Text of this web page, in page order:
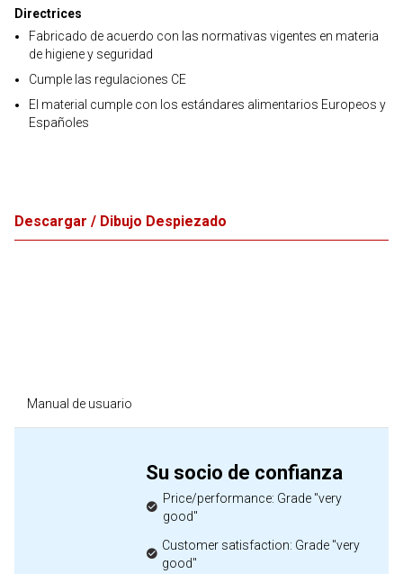
Directrices
Fabricado de acuerdo con las normativas vigentes en materia
de higiene y seguridad
Cumple las regulaciones CE
El material cumple con los estándares alimentarios Europeos y
Españoles
Descargar / Dibujo Despiezado
Manual de usuario
Su socio de confianza
Price/performance: Grade "very
good"
Customer satisfaction: Grade "very
good"